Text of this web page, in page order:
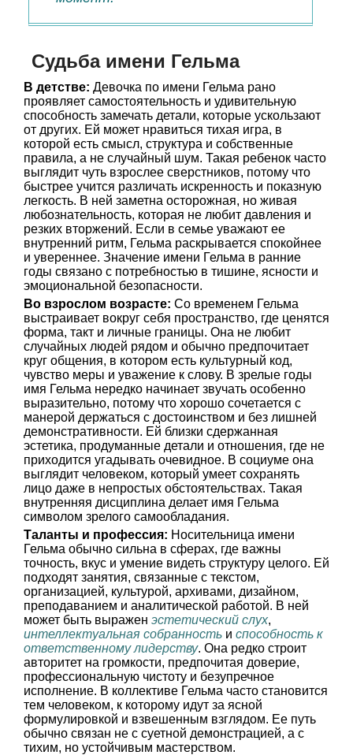
Судьба имени Гельма
В детстве: Девочка по имени Гельма рано
проявляет самостоятельность и удивительную
способность замечать детали, которые ускользают
от других. Ей может нравиться тихая игра, в
которой есть смысл, структура и собственные
правила, а не случайный шум. Такая ребенок часто
выглядит чуть взрослее сверстников, потому что
быстрее учится различать искренность и показную
легкость. В ней заметна осторожная, но живая
любознательность, которая не любит давления и
резких вторжений. Если в семье уважают ее
внутренний ритм, Гельма раскрывается спокойнее
и увереннее. Значение имени Гельма в ранние
годы связано с потребностью в тишине, ясности и
эмоциональной безопасности.
Во взрослом возрасте: Со временем Гельма
выстраивает вокруг себя пространство, где ценятся
форма, такт и личные границы. Она не любит
случайных людей рядом и обычно предпочитает
круг общения, в котором есть культурный код,
чувство меры и уважение к слову. В зрелые годы
имя Гельма нередко начинает звучать особенно
выразительно, потому что хорошо сочетается с
манерой держаться с достоинством и без лишней
демонстративности. Ей близки сдержанная
эстетика, продуманные детали и отношения, где не
приходится угадывать очевидное. В социуме она
выглядит человеком, который умеет сохранять
лицо даже в непростых обстоятельствах. Такая
внутренняя дисциплина делает имя Гельма
символом зрелого самообладания.
Таланты и профессия: Носительница имени
Гельма обычно сильна в сферах, где важны
точность, вкус и умение видеть структуру целого. Ей
подходят занятия, связанные с текстом,
организацией, культурой, архивами, дизайном,
преподаванием и аналитической работой. В ней
может быть выражен эстетический слух,
интеллектуальная собранность и способность к
ответственному лидерству. Она редко строит
авторитет на громкости, предпочитая доверие,
профессиональную чистоту и безупречное
исполнение. В коллективе Гельма часто становится
тем человеком, к которому идут за ясной
формулировкой и взвешенным взглядом. Ее путь
обычно связан не с суетной демонстрацией, а с
тихим, но устойчивым мастерством.